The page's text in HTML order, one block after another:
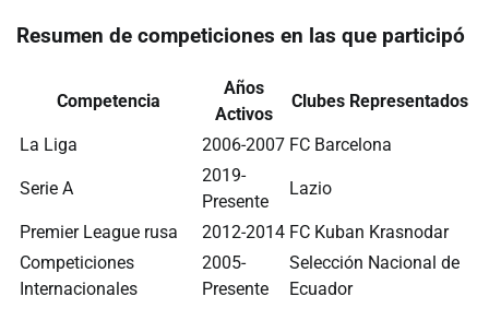
Resumen de competiciones en las que participó
Competencia
Años
Activos
Clubes Representados
La Liga 2006-2007 FC Barcelona
Serie A
2019-
Presente
Lazio
Premier League rusa 2012-2014 FC Kuban Krasnodar
Competiciones
Internacionales
2005-
Presente
Selección Nacional de
Ecuador